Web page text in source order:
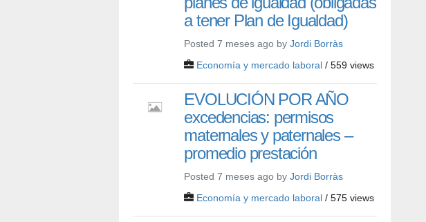
a tener Plan de Igualdad)
Posted 7 meses ago byJordi Borràs
Economía y mercado laboral / 559 views
EVOLUCIÓN POR AÑO
excedencias: permisos
maternales y paternales –
promedio prestación
Posted 7 meses ago byJordi Borràs
Economía y mercado laboral / 575 views